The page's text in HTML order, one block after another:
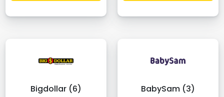
Bigdollar (6) BabySam (3)